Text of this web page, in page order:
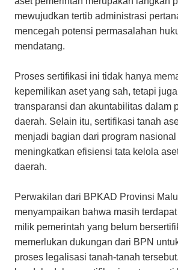
mewujudkan tertib administrasi
mencegah potensi permasalahan
mendatang.
Proses sertifikasi ini tidak hanya
kepemilikan aset yang sah, tetapi
transparansi dan akuntabilitas dalam
daerah. Selain itu, sertifikasi tanah
menjadi bagian dari program nasional
meningkatkan efisiensi tata kelola
daerah.
Perwakilan dari BPKAD Provinsi
menyampaikan bahwa masih
milik pemerintah yang belum
memerlukan dukungan dari BPN
proses legalisasi tanah-tanah